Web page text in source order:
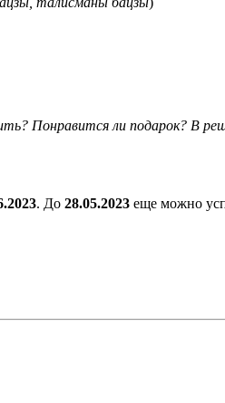
Понравится ли подарок? В
. До 28.05.2023 еще можно